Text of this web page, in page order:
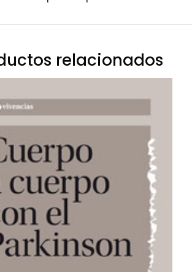
relacionados